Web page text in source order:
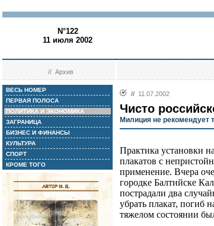
N°122
11 июля 2002
//Архив
ВЕСЬ НОМЕР
ПЕРВАЯ ПОЛОСА
ПОЛИТИКА И ЭКОНОМИКА
ЗАГРАНИЦА
БИЗНЕС И ФИНАНСЫ
КУЛЬТУРА
СПОРТ
КРОМЕ ТОГО
// 11.07.2002
Чисто
Милиция не рекомендует
Практика установки
плакатов с
применение. Вчера
городке Балтийске
пострадали два
убрать плакат, погиб
тяжелом состоянии